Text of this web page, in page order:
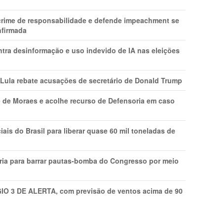
de responsabilidade e defende impeachment se
desinformação e uso indevido de IA nas eleições
rebate acusações de secretário de Donald Trump
Moraes e acolhe recurso de Defensoria em caso
do Brasil para liberar quase 60 mil toneladas de
para barrar pautas-bomba do Congresso por meio
3 DE ALERTA, com previsão de ventos acima de 90